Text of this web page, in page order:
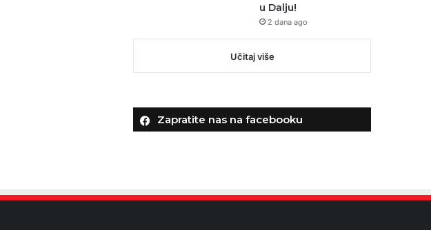
u Dalju!
2 dana ago
Učitaj više
Zapratite nas na facebooku